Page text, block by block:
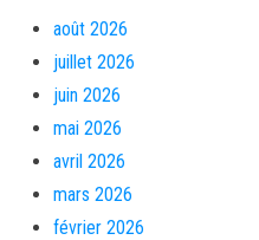
août 2026
juillet 2026
juin 2026
mai 2026
avril 2026
mars 2026
février 2026